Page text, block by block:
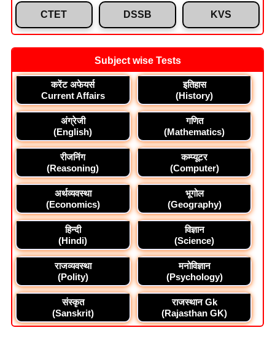
CTET DSSB KVS
Subject wise Tests
करेंट अफेयर्स
Current Affairs
इतिहास
(History)
अंग्रेजी
(English)
गणित
(Mathematics)
रीजनिंग
(Reasoning)
कम्प्यूटर
(Computer)
अर्थव्यवस्था
(Economics)
भूगोल
(Geography)
हिन्दी
(Hindi)
विज्ञान
(Science)
राजव्यवस्था
(Polity)
मनोविज्ञान
(Psychology)
संस्कृत
(Sanskrit)
राजस्थान Gk
(Rajasthan GK)